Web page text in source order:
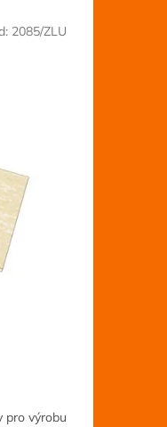
pro výrobu
2085/ZLU